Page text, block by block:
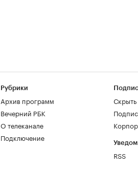
Рубрики
Архив программ
Вечерний РБК
О телеканале
Подключение
RSS